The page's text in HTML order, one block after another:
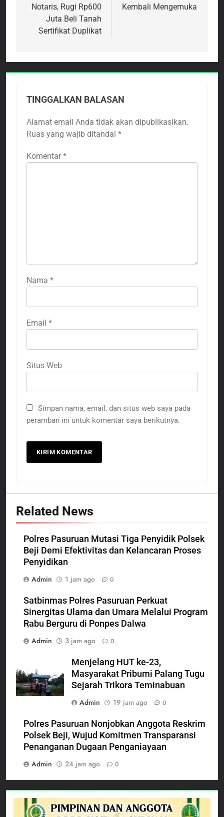
Notaris, Rugi Rp600
Juta Beli Tanah
Sertifikat Duplikat
Kembali Mengemuka
TINGGALKAN BALASAN
Alamat email Anda tidak akan dipublikasikan.
Ruas yang wajib ditandai *
Komentar *
Nama *
Email *
Situs Web
Simpan nama, email, dan situs web saya pada
peramban ini untuk komentar saya berikutnya.
Related News
Polres Pasuruan Mutasi Tiga Penyidik Polsek
Beji Demi Efektivitas dan Kelancaran Proses
Penyidikan
Admin
1 jam ago 0
Satbinmas Polres Pasuruan Perkuat
Sinergitas Ulama dan Umara Melalui Program
Rabu Berguru di Ponpes Dalwa
Admin
3 jam ago 0
Menjelang HUT ke-23,
Masyarakat Pribumi Palang Tugu
Sejarah Trikora Teminabuan
Admin
19 jam ago 0
Polres Pasuruan Nonjobkan Anggota Reskrim
Polsek Beji, Wujud Komitmen Transparansi
Penanganan Dugaan Penganiayaan
Admin
24 jam ago 0